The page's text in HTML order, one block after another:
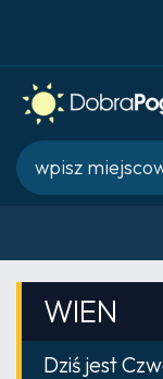
WIEN
Dziś jest